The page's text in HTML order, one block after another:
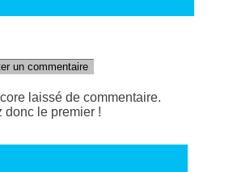
un commentaire
laissé de commentaire.
donc le premier !